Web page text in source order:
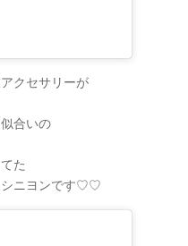
クセサリーが
合いの
た
シニヨンです♡♡